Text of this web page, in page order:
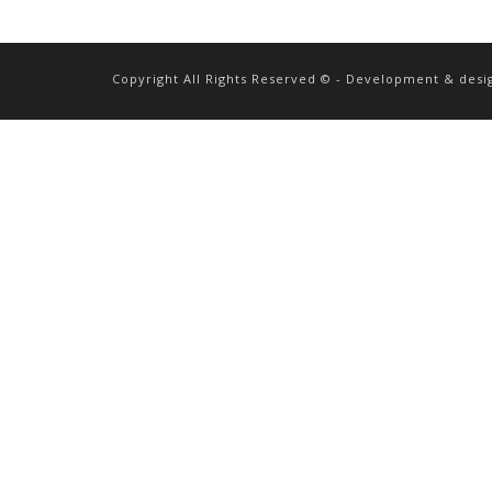
Copyright All Rights Reserved © - Development &